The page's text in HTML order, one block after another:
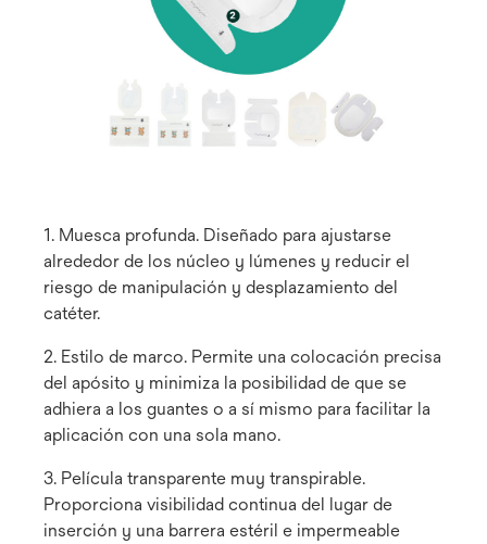
1. Muesca profunda. Diseñado para ajustarse
alrededor de los núcleo y lúmenes y reducir el
riesgo de manipulación y desplazamiento del
catéter.
2. Estilo de marco. Permite una colocación precisa
del apósito y minimiza la posibilidad de que se
adhiera a los guantes o a sí mismo para facilitar la
aplicación con una sola mano.
3. Película transparente muy transpirable.
Proporciona visibilidad continua del lugar de
inserción y una barrera estéril e impermeable